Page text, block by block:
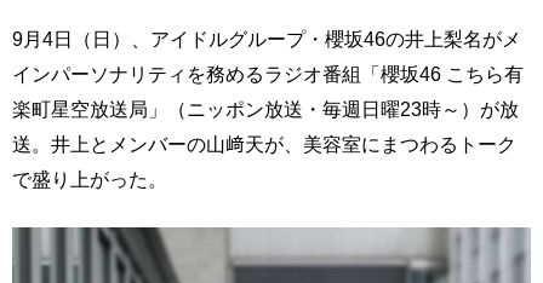
9月4日（日）、アイドルグループ・櫻坂46の井上梨名がメ
インパーソナリティを務めるラジオ番組「櫻坂46 こちら有
楽町星空放送局」（ニッポン放送・毎週日曜23時～）が放
送。井上とメンバーの山﨑天が、美容室にまつわるトーク
で盛り上がった。